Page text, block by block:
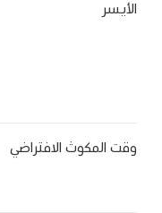
الأيسر
وقت المكوث الافتراضي